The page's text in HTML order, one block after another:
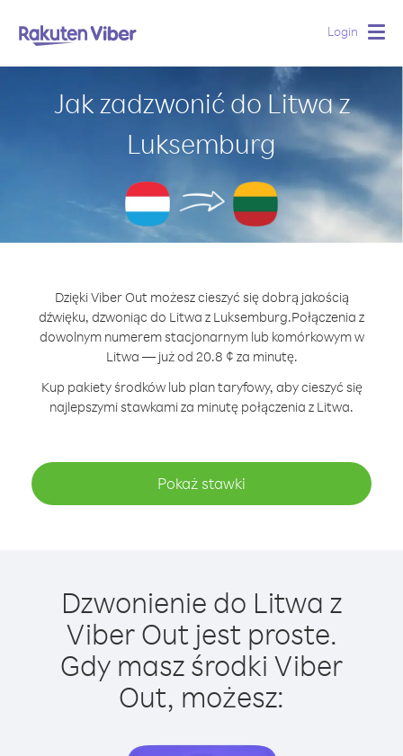
Login
Jak zadzwonić do Litwa z
Luksemburg
Dzięki Viber Out możesz cieszyć się dobrą jakością
dźwięku, dzwoniąc do Litwa z Luksemburg.Połączenia z
dowolnym numerem stacjonarnym lub komórkowym w
Litwa — już od 20.8 ¢ za minutę.
Kup pakiety środków lub plan taryfowy, aby cieszyć się
najlepszymi stawkami za minutę połączenia z Litwa.
Pokaż stawki
Dzwonienie do Litwa z
Viber Out jest proste.
Gdy masz środki Viber
Out, możesz: